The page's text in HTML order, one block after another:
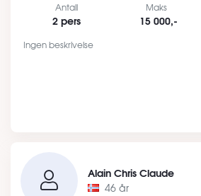
Antall
2 pers
Maks
15 000,-
Ingen beskrivelse
Alain Chris Claude
46 år